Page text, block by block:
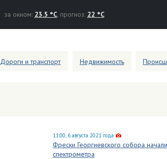
за окном: 23.5 °C, прогноз: 22 °C
Дороги и транспорт Недвижимость
11:00, 6 августа 2021 года
Фрески Георгиевского собора
спектрометра